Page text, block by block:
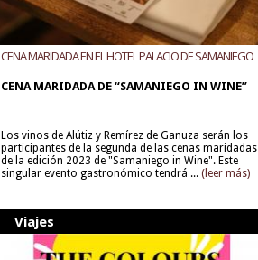
CENA MARIDADA EN EL HOTEL PALACIO DE SAMANIEGO
CENA MARIDADA DE “SAMANIEGO IN WINE”
Los vinos de Alútiz y Remírez de Ganuza serán los
participantes de la segunda de las cenas maridadas
de la edición 2023 de "Samaniego in Wine". Este
singular evento gastronómico tendrá ... (leer más)
Viajes